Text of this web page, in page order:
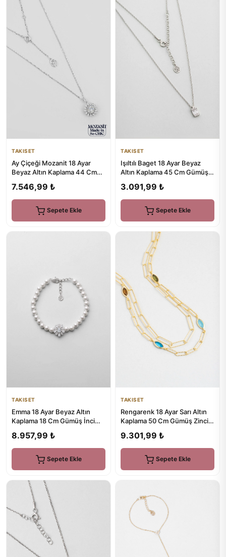
TAKISET
Ay Çiçeği Mozanit 18 Ayar
Beyaz Altın Kaplama 44 Cm
7.546,99 ₺
Sepete Ekle
TAKISET
Işıltılı Baget 18 Ayar Beyaz
Altın Kaplama 45 Cm Gümüş
3.091,99 ₺
Sepete Ekle
TAKISET
Emma 18 Ayar Beyaz Altın
Kaplama 18 Cm Gümüş İnci
8.957,99 ₺
Sepete Ekle
TAKISET
Rengarenk 18 Ayar Sarı Altın
Kaplama 50 Cm Gümüş Zincir
9.301,99 ₺
Sepete Ekle